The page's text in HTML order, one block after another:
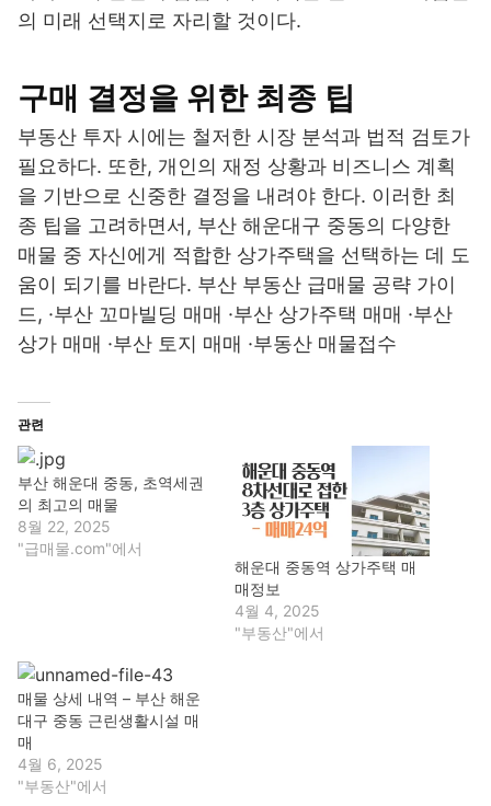
의 미래 선택지로 자리할 것이다.
구매 결정을 위한 최종 팁
부동산 투자 시에는 철저한 시장 분석과 법적 검토가
필요하다. 또한, 개인의 재정 상황과 비즈니스 계획
을 기반으로 신중한 결정을 내려야 한다. 이러한 최
종 팁을 고려하면서, 부산 해운대구 중동의 다양한
매물 중 자신에게 적합한 상가주택을 선택하는 데 도
움이 되기를 바란다. 부산 부동산 급매물 공략 가이
드, ·부산 꼬마빌딩 매매 ·부산 상가주택 매매 ·부산
상가 매매 ·부산 토지 매매 ·부동산 매물접수
관련
부산 해운대 중동, 초역세권
의 최고의 매물
8월 22, 2025
"급매물.com"에서
해운대 중동역 상가주택 매
매정보
4월 4, 2025
"부동산"에서
매물 상세 내역 – 부산 해운
대구 중동 근린생활시설 매
매
4월 6, 2025
"부동산"에서